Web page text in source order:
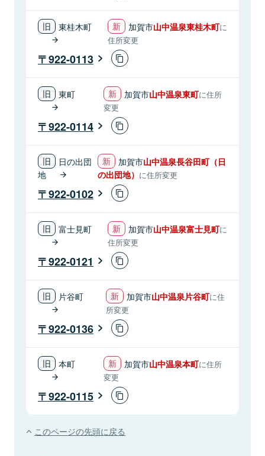
東桂木町 加賀市山中温泉東桂木町に
住所変更
922-0113
東町 加賀市山中温泉東町に住所
変更
922-0114
日の出団
地
加賀市山中温泉長谷田町（日
の出団地） に住所変更
922-0102
富士見町 加賀市山中温泉富士見町に
住所変更
922-0121
片谷町 加賀市山中温泉片谷町に住
所変更
922-0136
本町 加賀市山中温泉本町に住所
変更
922-0115
このページの先頭に戻る